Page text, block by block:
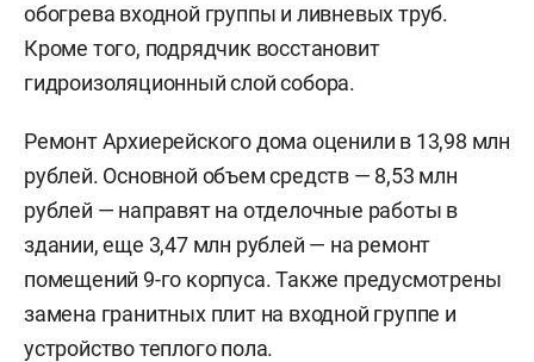
обогрева входной группы и ливневых труб.
Кроме того, подрядчик восстановит
гидроизоляционный слой собора.
Ремонт Архиерейского дома оценили в 13,98 млн
рублей. Основной объем средств — 8,53 млн
рублей — направят на отделочные работы в
здании, еще 3,47 млн рублей — на ремонт
помещений 9-го корпуса. Также предусмотрены
замена гранитных плит на входной группе и
устройство теплого пола.